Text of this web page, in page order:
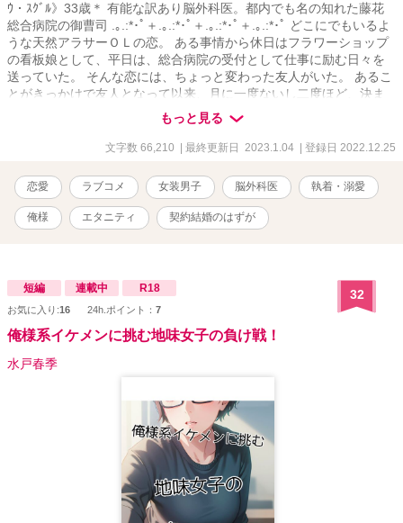
ｳ・ｽｸﾞﾙ》33歳＊ 有能な訳あり脳外科医。都内でも名の知れた藤花
総合病院の御曹司 .｡.:*･ﾟ＋.｡.:*･ﾟ＋.｡.:*･ﾟ＋.｡.:*･ﾟ どこにでもいるよ
うな天然アラサーＯＬの恋。 ある事情から休日はフラワーショップ
の看板娘として、平日は、総合病院の受付として仕事に励む日々を
送っていた。 そんな恋には、ちょっと変わった友人がいた。 あるこ
とがきっかけで友人となって以来、月に一度ないし二度ほど、決ま
って週末の夜にだけ、馴染みのＢＡＲで美味しいカクテルを堪能し
つつ楽しいお喋りに花を咲かせていた。いつしか至福のひととき
に。 それがある日突然覆ってしまう。 有能な訳あり外科医＆至って
うな執着系溺愛ラブロマンスな展開にーー!? .｡.:*･ﾟ＋.｡.:*･ﾟ＋.｡.:*･ﾟ
＋.｡.:*･ﾟ ※嘘ふらに登場する藤堂渉の息子がヒーローですが単独で
お読み頂けます。 ※ヒーロー視点あり ※通常よりソフトになる予定
ですが、TLです。設定上強引な展開もあるので閲覧にはご注意くだ
す。 ※他サイトで完結済の中編です。 ✧連載期間22.12.25〜
23.1.4✧
もっと見る
文字数 66,210 | 最終更新日 2023.1.04 | 登録日 2022.12.25
恋愛 ラブコメ 女装男子 脳外科医 執着・溺愛
俺様 エタニティ 契約結婚のはずが
短編 連載中 R18
お気に入り:16 24h.ポイント： 7
32
俺様系イケメンに挑む地味女子の負け戦！
水戸春季